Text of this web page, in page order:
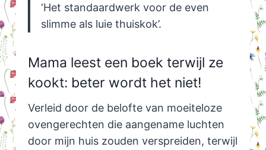
‘Het standaardwerk voor de even
slimme als luie thuiskok’.
Mama leest een boek terwijl ze
kookt: beter wordt het niet!
Verleid door de belofte van moeiteloze
ovengerechten die aangename luchten
door mijn huis zouden verspreiden, terwijl